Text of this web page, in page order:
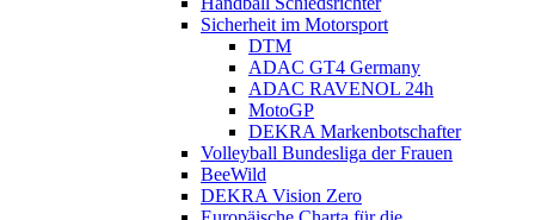
Sicherheit im Motorsport
DTM
ADAC GT4 Germany
ADAC RAVENOL 24h
MotoGP
DEKRA Markenbotschafter
Volleyball Bundesliga der Frauen
BeeWild
DEKRA Vision Zero